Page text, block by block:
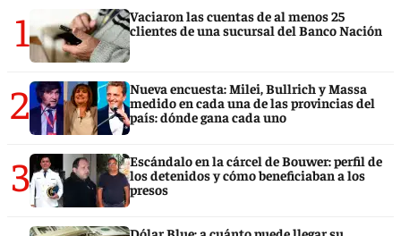
1
Vaciaron las cuentas de al menos 25
clientes de una sucursal del Banco Nación
2
Nueva encuesta: Milei, Bullrich y Massa
medido en cada una de las provincias del
país: dónde gana cada uno
3
Escándalo en la cárcel de Bouwer: perfil de
los detenidos y cómo beneficiaban a los
presos
Dólar Blue: a cuánto puede llegar su